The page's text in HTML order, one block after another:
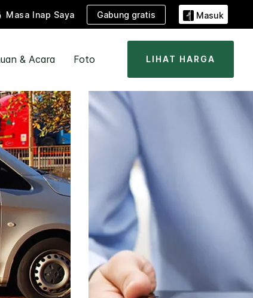
Masa Inap Saya Gabung gratis Masuk
& Acara Foto LIHAT HARGA